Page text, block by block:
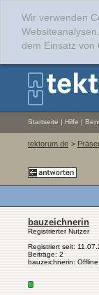
Wir verwenden
dem Einsatz von
Startseite | Hilfe |
tektorum.de >
bauzeichnerin
Registrierter Nutzer
Registriert seit:
Beiträge: 2
bauzeichnerin: Offline